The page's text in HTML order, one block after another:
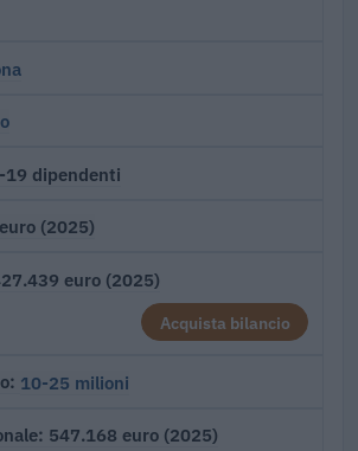
19 dipendenti
(2025)
euro (2025)
Acquista bilancio
10-25 milioni
547.168 euro (2025)